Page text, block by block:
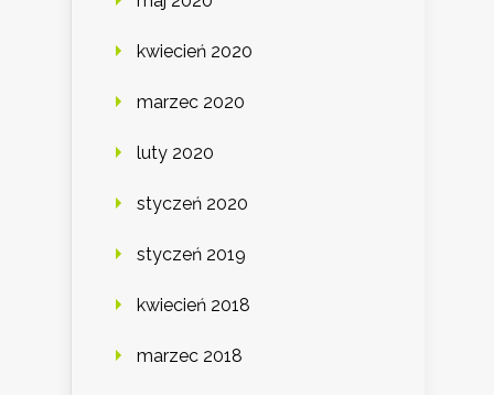
kwiecień 2020
marzec 2020
luty 2020
styczeń 2020
styczeń 2019
kwiecień 2018
marzec 2018